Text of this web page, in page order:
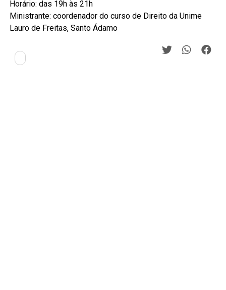
Horário: das 19h às 21h
Ministrante: coordenador do curso de Direito da Unime
Lauro de Freitas, Santo Ádamo